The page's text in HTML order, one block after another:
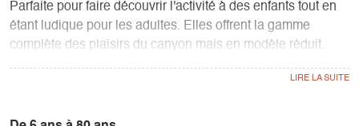
Parfaite pour faire découvrir l'activité à des enfants tout en
étant ludique pour les adultes. Elles offrent la gamme
complète des plaisirs du canyon mais en modèle réduit.
Le Rio Sourd dans les gorges des Gâts (à partir de 9 ans)
rappels au coeur de la roche au dessous d'une végétation